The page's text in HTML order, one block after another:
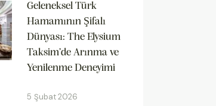
Geleneksel Türk
Hamamının Şifalı
Dünyası: The Elysium
Taksim’de Arınma ve
Yenilenme Deneyimi
5 Şubat 2026